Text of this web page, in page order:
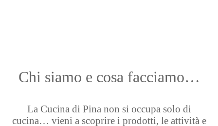
Chi siamo e cosa facciamo…
La Cucina di Pina non si occupa solo di
cucina… vieni a scoprire i prodotti, le attività e